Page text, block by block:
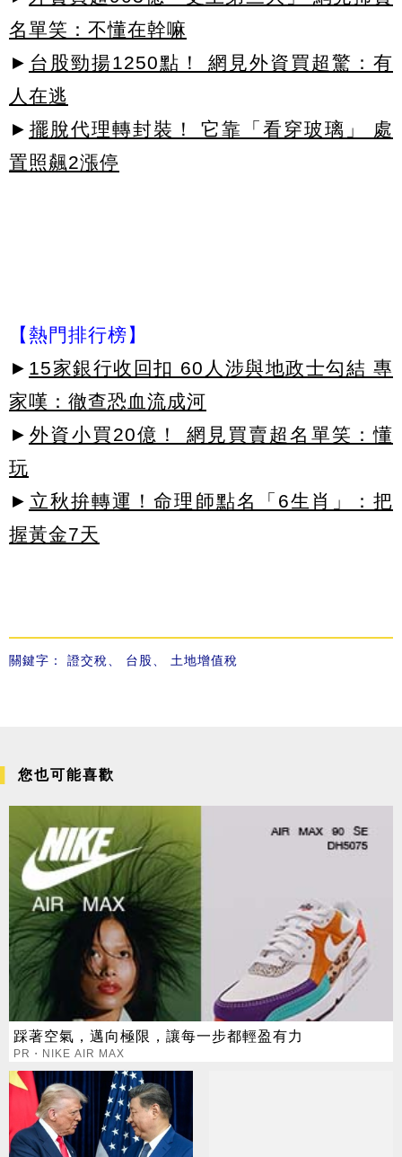
名單笑：不懂在幹嘛
► 台股勁揚1250點！ 網見外資買超驚：有
人在逃
► 擺脫代理轉封裝！ 它靠「看穿玻璃」 處
置照飆2漲停
【熱門排行榜】
► 15家銀行收回扣 60人涉與地政士勾結 專
家嘆：徹查恐血流成河
► 外資小買20億！ 網見買賣超名單笑：懂
玩
► 立秋拚轉運！命理師點名「6生肖」：把
握黃金7天
關鍵字： 證交稅 台股 土地增值稅
您也可能喜歡
踩著空氣，邁向極限，讓每一步都輕盈有力
PR・NIKE AIR MAX